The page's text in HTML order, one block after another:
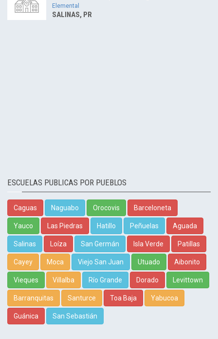
Elemental
SALINAS, PR
ESCUELAS PUBLICAS POR PUEBLOS
Caguas Naguabo Orocovis Barceloneta
Yauco Las Piedras Hatillo Peñuelas Aguada
Salinas Loíza San Germán Isla Verde Patillas
Cayey Moca Viejo San Juan Utuado Aibonito
Vieques Villalba Río Grande Dorado Levittown
Barranquitas Santurce Toa Baja Yabucoa
Guánica San Sebastián